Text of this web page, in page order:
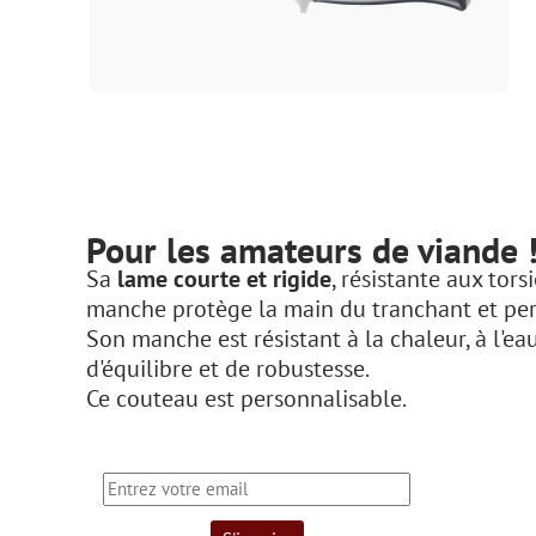
Pour les amateurs de viande !
Sa lame courte et rigide, résistante aux
manche protège la main du tranchant et
Son manche est résistant à la chaleur, à
d'équilibre et de robustesse.
Ce couteau est personnalisable.